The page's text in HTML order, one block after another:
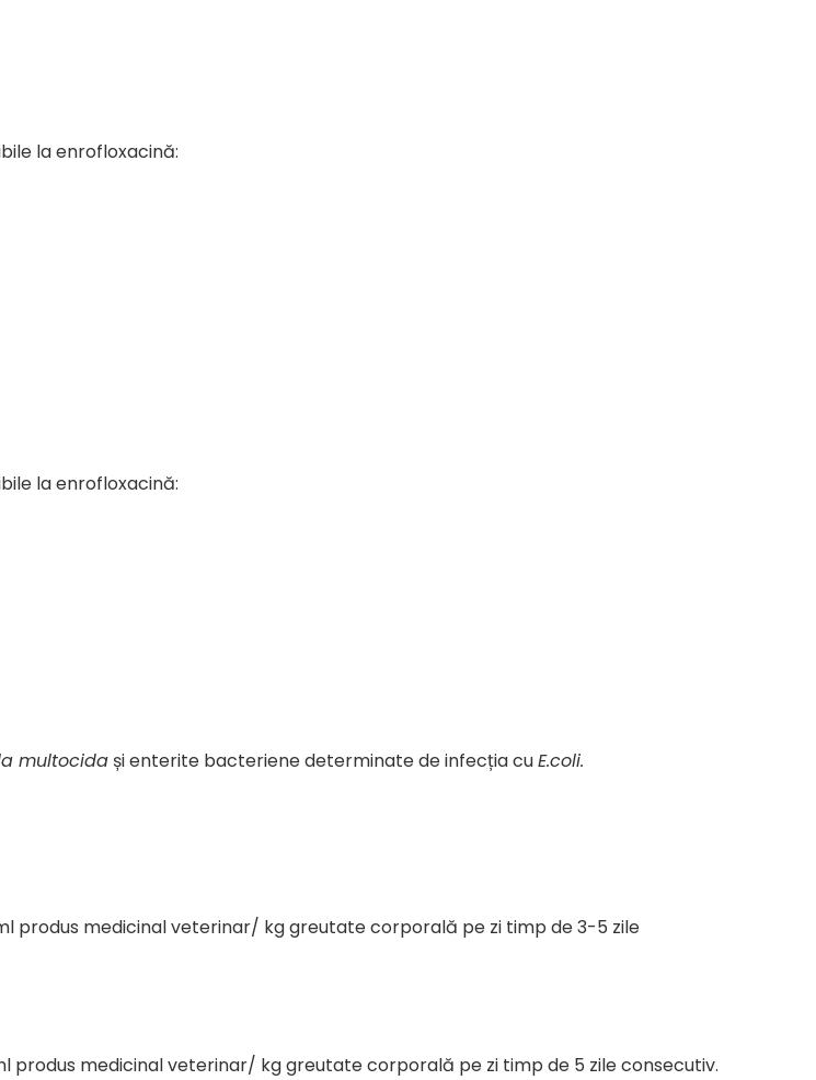
la enrofloxacină:
la enrofloxacină:
multocida și enterite bacteriene determinate de infecția cuE.coli.
produs medicinal veterinar/ kg greutate corporală pe zi timp de 3-5 zile
medicinal veterinar/ kg greutate corporală pe zi timp de 5 zile consecutiv.